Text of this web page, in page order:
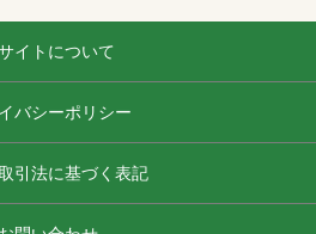
イトについて
バシーポリシー
引法に基づく表記